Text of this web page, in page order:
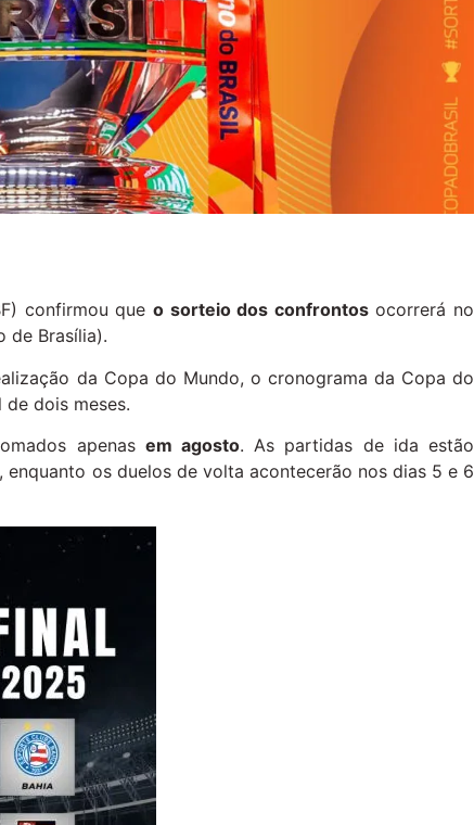
confirmou que o sorteio dos confrontosocorrerá no
de Brasília).
da Copa do Mundo, o cronograma da Copa do
dois meses.
apenas em agosto. As partidas de ida estão
os duelos de volta acontecerão nos dias 5 e 6